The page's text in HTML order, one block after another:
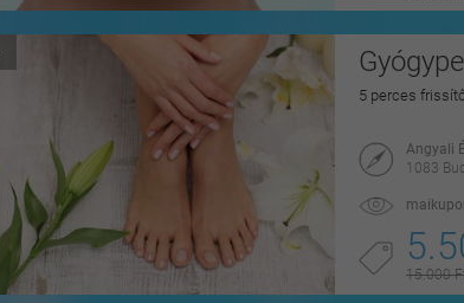
5 perces
Angyali
1083
15.000